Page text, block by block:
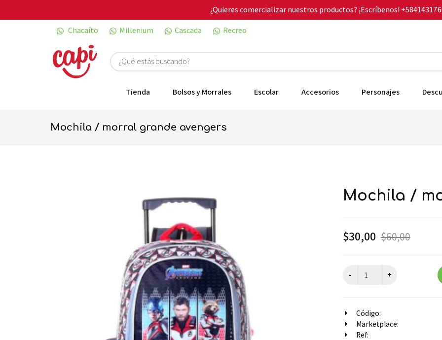
¿Quieres comercializar nuestros productos? ¡Escríbenos!
Chacaíto
Millenium Cascada Recreo
Tienda Bolsos y Morrales Escolar Accesorios Personajes
mochila / morral grande avengers
mochila /
$30,00 $60,00
Código:
Marketplace:
Ref: